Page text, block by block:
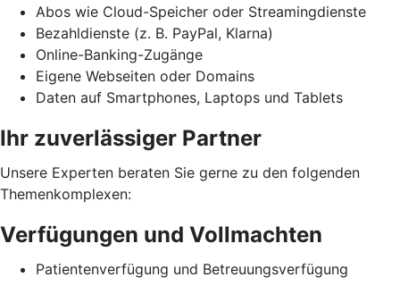
Abos wie Cloud-Speicher oder Streamingdienste
Bezahldienste (z. B. PayPal, Klarna)
Online-Banking-Zugänge
Eigene Webseiten oder Domains
Daten auf Smartphones, Laptops und Tablets
Ihr zuverlässiger Partner
Unsere Experten beraten Sie gerne zu den folgenden
Themenkomplexen:
Verfügungen und Vollmachten
Patientenverfügung und Betreuungsverfügung